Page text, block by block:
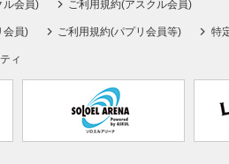
ル会員) ご利用規約(アスクル会員)
会員) ご利用規約(パプリ会員等) 特
ィ